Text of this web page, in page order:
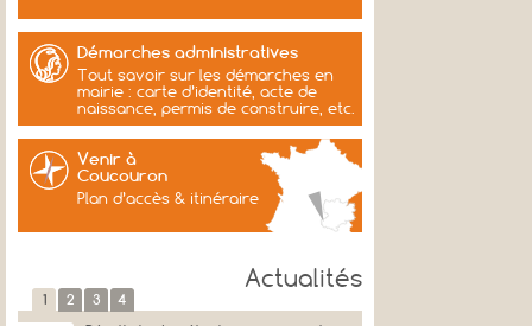
Démarches administratives
Tout savoir sur les démarches en
mairie : carte d’identité, acte de
naissance, permis de construire, etc.
Venir à
Coucouron
Plan d’accès & itinéraire
Actualités
1 2 3 4